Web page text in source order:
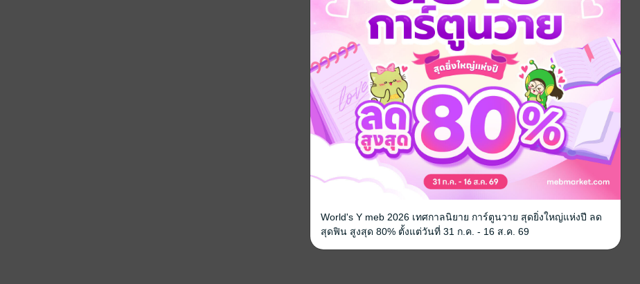
World's Y meb 2026 เทศกาลนิยาย การ์ตูนวาย สุดยิ่งใหญ่แห่งปี ลด
สุดฟิน สูงสุด 80% ตั้งแต่วันที่ 31 ก.ค. - 16 ส.ค. 69